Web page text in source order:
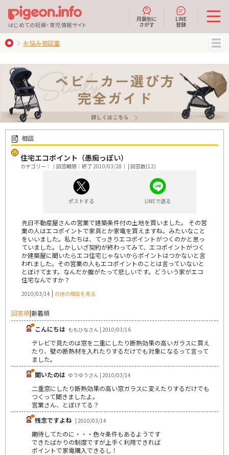
はじめての妊娠・育児情報サイト
月齢別に
さがす
LINE
登録
お悩み相談室
相談
住宅エコポイント（愚痴っぽい）
カテゴリー：｜回答期限：終了 2010/03/28｜ | 回答数(12)
ポストする LINEで送る
先日不動産屋さんの営業で建築条件付の土地を買いました。 その営
業の人はエコポイントで家具とか家電を買えますね。みたいなこと
をいいました。私たちは、てっきりエコポイントがつくのかと思っ
ていました。しかしいざ契約が終わってみて、エコポイントがつく
か建築屋に聞いたらエコ住宅じゃないからポイントはつかないと言
われました。その営業の人もエコポイントのことは言っていないと
とぼけてます。なんだか腹がたって悲しいです。どういう家がエコ
住宅なんですか？
2010/03/14 | の他の相談を見る
回答順|新着順
こんにちは ももひなさん | 2010/03/16
テレビで見たのは窓を二重にしたり断熱効果の高いガラスに買え
たり、壁の断熱材を入れたりするだけでも対象になるって言って
ました。
聞いたのは ゆうゆうさん | 2010/03/14
二重窓にしたり断熱効果の高い窓ガラスに変えたりするだけでも
つくって聞きましたよ。
営業さん、とぼけてる？
残念ですよね | 2010/03/14
期待してたのに・・・色々条件もあるようです
できたばかりの制度ですが上手く利用できれば
ポイントで家電購入できるし！